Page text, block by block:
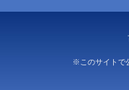
※このサイトで